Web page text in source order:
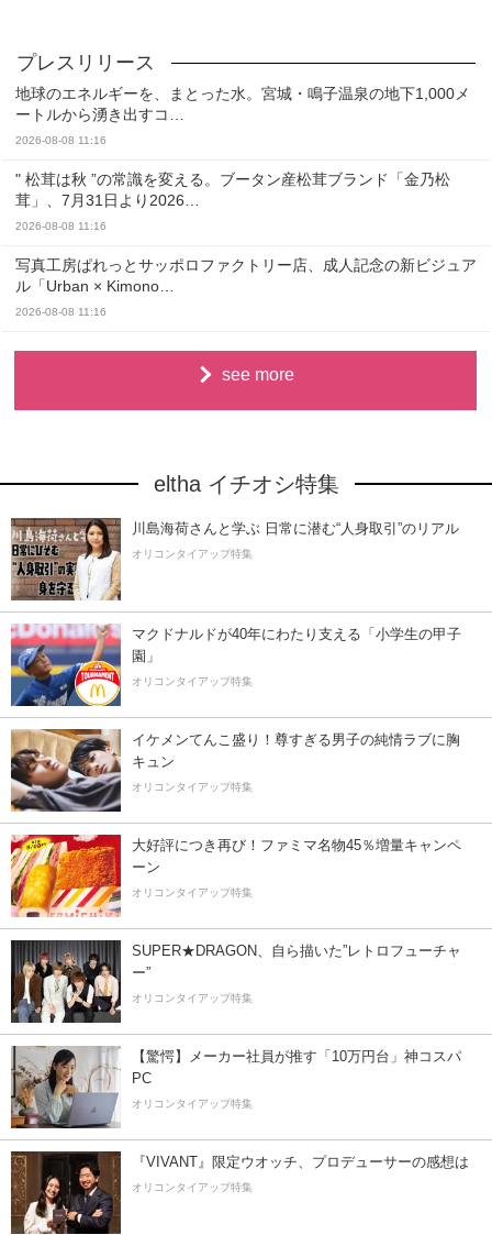
地球のエネルギーを、まとった水。宮城・鳴子温泉の地下1,000メ
ートルから湧き出すコ…
2026-08-08 11:16
" 松茸は秋 ”の常識を変える。ブータン産松茸ブランド「金乃松
茸」、7月31日より2026…
2026-08-08 11:16
写真工房ぱれっとサッポロファクトリー店、成人記念の新ビジュア
ル「Urban × Kimono…
2026-08-08 11:16
see more
eltha イチオシ特集
川島海荷さんと学ぶ 日常に潜む“人身取引”のリアル
オリコンタイアップ特集
マクドナルドが40年にわたり支える「小学生の甲子
園」
オリコンタイアップ特集
イケメンてんこ盛り！尊すぎる男子の純情ラブに胸
キュン
オリコンタイアップ特集
大好評につき再び！ファミマ名物45％増量キャンペ
ーン
オリコンタイアップ特集
SUPER★DRAGON、自ら描いた”レトロフューチャ
ー”
オリコンタイアップ特集
【驚愕】メーカー社員が推す「10万円台」神コスパ
PC
オリコンタイアップ特集
『VIVANT』限定ウオッチ、プロデューサーの感想は
オリコンタイアップ特集